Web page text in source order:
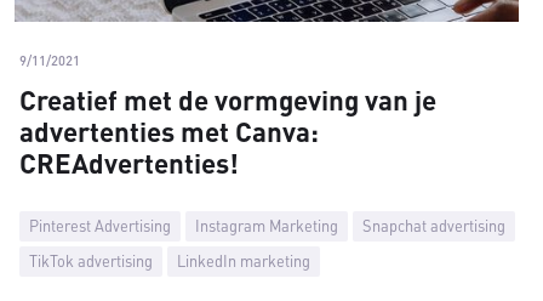
Pinterest Advertising Instagram Marketing
Snapchat advertising
TikTok advertising
LinkedIn marketing
9/11/2021
Creatief met de vormgeving van je
advertenties met Canva:
CREAdvertenties!